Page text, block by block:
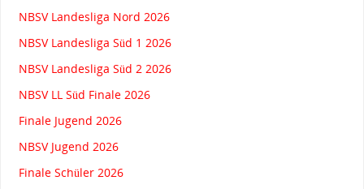
NBSV Landesliga Nord 2026
NBSV Landesliga Süd 1 2026
NBSV Landesliga Süd 2 2026
NBSV LL Süd Finale 2026
Finale Jugend 2026
NBSV Jugend 2026
Finale Schüler 2026